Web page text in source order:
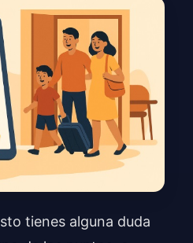
tienes alguna duda